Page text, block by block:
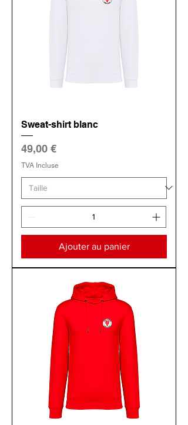
Sweat-shirt blanc
Prix
49,00 €
TVA Incluse
Ajouter au panier